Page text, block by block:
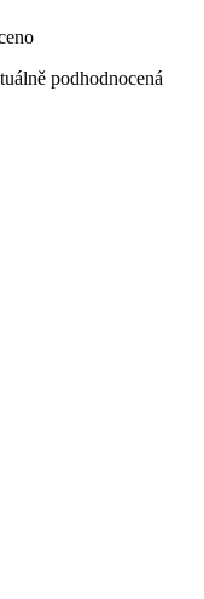
podhodnocená